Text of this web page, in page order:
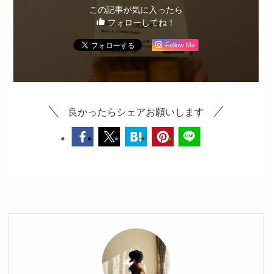
この記事が気に入ったら
フォローしてね！
Follow Me
良かったらシェアお願いします